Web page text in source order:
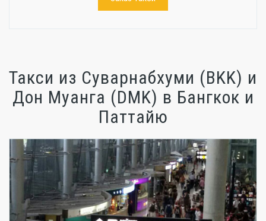
Такси из Суварнабхуми (BKK) и
Дон Муанга (DMK) в Бангкок и
Паттайю